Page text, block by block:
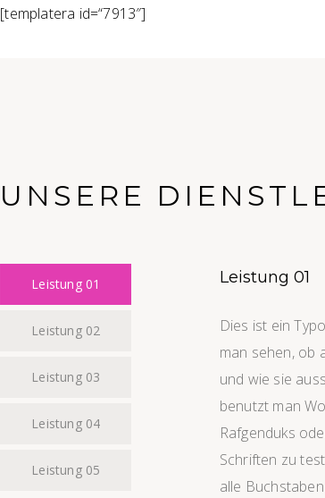
[templatera id=“7913″]
UNSERE
Leistung 01
Leistung 02
Leistung 03
Leistung 04
Leistung 05
Leistung 01
Dies ist ein
man sehen, ob
und wie sie
benutzt man
Rafgenduks
Schriften zu
alle